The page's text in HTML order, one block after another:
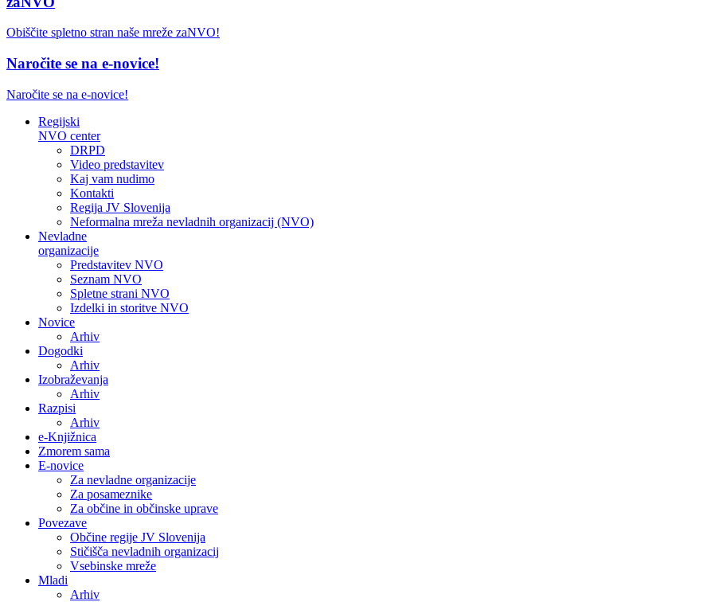
Obiščite spletno stran naše mreže zaNVO!
Naročite se na e-novice!
Naročite se na e-novice!
Regijski
NVO center
DRPD
Video predstavitev
Kaj vam nudimo
Kontakti
Regija JV Slovenija
Neformalna mreža nevladnih organizacij (NVO)
Nevladne
organizacije
Predstavitev NVO
Seznam NVO
Spletne strani NVO
Izdelki in storitve NVO
Novice
Arhiv
Dogodki
Arhiv
Izobraževanja
Arhiv
Razpisi
Arhiv
e-Knjižnica
Zmorem sama
E-novice
Za nevladne organizacije
Za posameznike
Za občine in občinske uprave
Povezave
Občine regije JV Slovenija
Stičišča nevladnih organizacij
Vsebinske mreže
Mladi
Arhiv